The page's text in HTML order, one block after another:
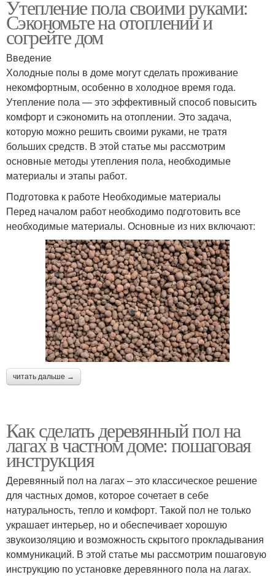
Утепление пола своими руками:
Сэкономьте на отоплении и
согрейте дом
Введение
Холодные полы в доме могут сделать проживание
некомфортным, особенно в холодное время года.
Утепление пола — это эффективный способ повысить
комфорт и сэкономить на отоплении. Это задача,
которую можно решить своими руками, не тратя
больших средств. В этой статье мы рассмотрим
основные методы утепления пола, необходимые
материалы и этапы работ.
Подготовка к работе Необходимые материалы
Перед началом работ необходимо подготовить все
необходимые материалы. Основные из них включают:
читать дальше →
Как сделать деревянный пол на
лагах в частном доме: пошаговая
инструкция
Деревянный пол на лагах – это классическое решение
для частных домов, которое сочетает в себе
натуральность, тепло и комфорт. Такой пол не только
украшает интерьер, но и обеспечивает хорошую
звукоизоляцию и возможность скрытого прокладывания
коммуникаций. В этой статье мы рассмотрим пошаговую
инструкцию по установке деревянного пола на лагах.